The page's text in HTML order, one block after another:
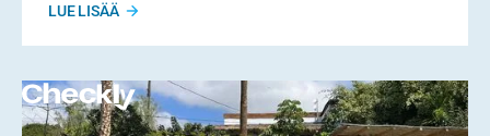
LUE LISÄÄ